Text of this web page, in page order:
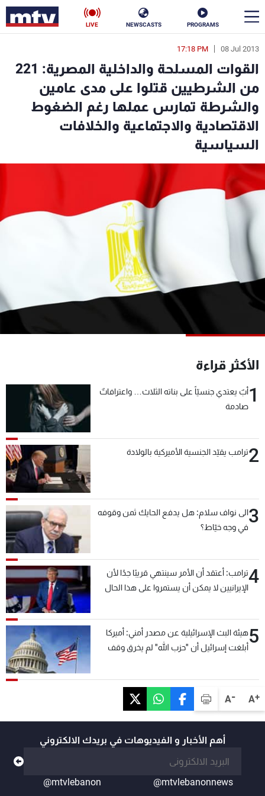
PROGRAMS
NEWSCASTS
LIVE
A+
A-
08 Jul 2013
17:18 PM
القوات المسلحة والداخلية المصرية: 221
من الشرطيين قتلوا على مدى عامين
والشرطة تمارس عملها رغم الضغوط
الاقتصادية والاجتماعية والخلافات
السياسية
الأكثر قراءة
1أبٌ يعتدي جنسيّاً على بناته الثلاث… واعترافاتٌ
صادمة
2ترامب يقيّد الجنسية الأميركية بالولادة
3الى نواف سلام: هل يدفع الحايك ثمن وقوفه
في وجه خيّاط؟
4ترامب: أعتقد أن الأمر سينتهي قريبًا جدًا لأن
الإيرانيين لا يمكن أن يستمروا على هذا الحال
5هيئة البث الإسرائيلية عن مصدر أمني: أميركا
أبلغت إسرائيل أن "حزب الله" لم يخرق وقف
عدم التصعيد خشية أن يؤثر ذلك على مفاوضات
أهم الأخبار و الفيديوهات في بريدك الالكتروني
@mtvlebanonnews
@mtvlebanon
en
الأخبار
سياسة ناس
فن
منوعات رياضة
كأس العالم
البرامج
جدول البرامج
شاهد البرامج
الترددات
عن MTV
لاعلاناتكم
وظائف